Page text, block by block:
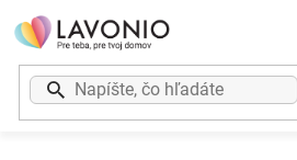
Prejsť
na
obsah